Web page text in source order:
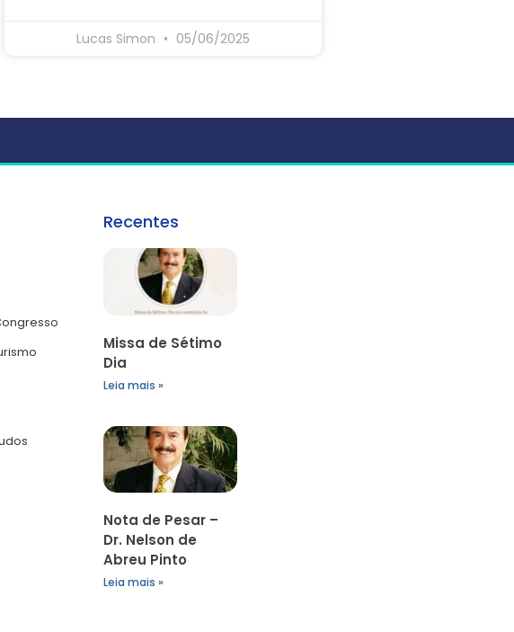
Lucas Simon 05/06/2025
Recentes
Missa de Sétimo
Dia
Leia mais »
Nota de Pesar –
Dr. Nelson de
Abreu Pinto
Leia mais »